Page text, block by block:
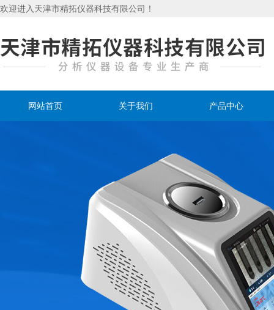
欢迎进入天津市精拓仪器科技有限公司！
网站首页 关于我们 产品中心